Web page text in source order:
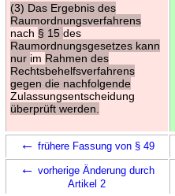
(3) Das Ergebnis des
Raumordnungsverfahrens
nach § 15 des
Raumordnungsgesetzes kann
nur im Rahmen des
Rechtsbehelfsverfahrens
gegen die nachfolgende
Zulassungsentscheidung
überprüft werden.
← frühere Fassung von § 49
← vorherige Änderung durch
Artikel 2